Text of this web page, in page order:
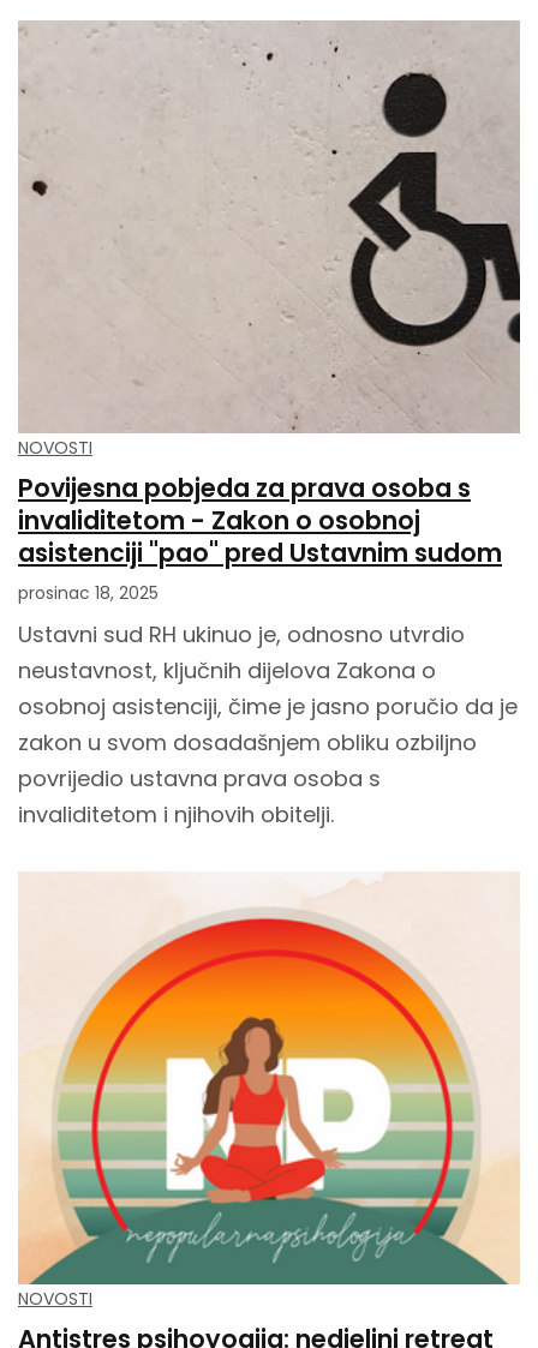
NOVOSTI
Povijesna pobjeda za prava osoba s
invaliditetom - Zakon o osobnoj
asistenciji "pao" pred Ustavnim sudom
prosinac 18, 2025
Ustavni sud RH ukinuo je, odnosno utvrdio
neustavnost, ključnih dijelova Zakona o
osobnoj asistenciji, čime je jasno poručio da je
zakon u svom dosadašnjem obliku ozbiljno
povrijedio ustavna prava osoba s
invaliditetom i njihovih obitelji.
NOVOSTI
Antistres psihoyogija: nedjeljni retreat